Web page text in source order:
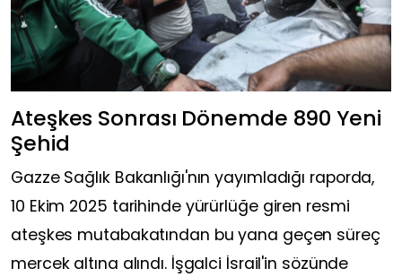
Ateşkes Sonrası Dönemde 890 Yeni
Şehid
Gazze Sağlık Bakanlığı'nın yayımladığı raporda,
10 Ekim 2025 tarihinde yürürlüğe giren resmi
ateşkes mutabakatından bu yana geçen süreç
mercek altına alındı. İşgalci İsrail'in sözünde